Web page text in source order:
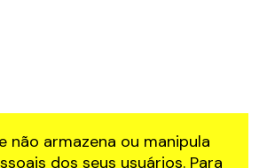
não armazena ou manipula
dos seus usuários. Para